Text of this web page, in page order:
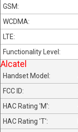
Alcatel